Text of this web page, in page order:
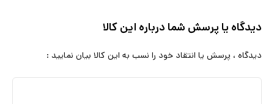
دیدگاه یا پرسش شما درباره این کالا
دیدگاه ، پرسش یا انتقاد خود را نسب به این کالا بیان نمایید :